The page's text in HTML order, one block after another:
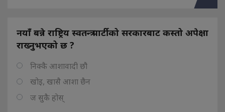
नयाँ बन्ने राष्ट्रिय स्वतन्त्र पार्टीको सरकारबाट कस्तो अपेक्षा
राख्नुभएको छ ?
निक्कै आशावादी छौ
खोइ, खासै आशा छैन
ज सुकै होस्